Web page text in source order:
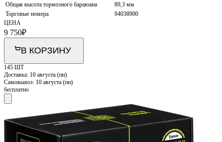
Общая высота тормозного бараюана
89,3 мм
Торговые номера
94038900
ЦЕНА
9 750₽
В КОРЗИНУ
145 ШТ
Доставка: 10 августа (пн)
Самовывоз: 10 августа (пн)
бесплатно